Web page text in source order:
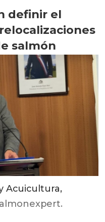
definir el
salmón
Acuicultura,